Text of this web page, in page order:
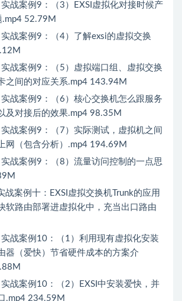
战案例9：（3）EXSI虚拟化对接时候产
.mp4 52.79M
战案例9：（4）了解exsi的虚拟交换
战案例9：（5）虚拟端口组、虚拟交换
之间的对应关系.mp4 143.94M
战案例9：（6）核心交换机怎么跟服务
及对接后的效果.mp4 98.35M
战案例9：（7）实际测试，虚拟机之间
网（包含分析）.mp4 194.69M
战案例9：（8）流量访问控制的一点思
战案例十：EXSI虚拟交换机Trunk的应用
软路由部署进虚拟化中，充当出口路由
战案例10：（1）利用现有虚拟化安装
器（爱快）节省硬件成本的方案介
战案例10：（2）EXSI中安装爱快，并
.mp4 234.59M